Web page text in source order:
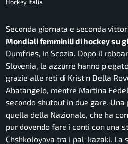
Hockey Italia
Seconda giornata e seconda
Mondiali femminili di hockey su
Dumfries, in Scozia. Dopo il
Slovenia, le azzurre hanno
grazie alle reti di Kristin Della
Abatangelo, mentre Martina
secondo shutout in due gare.
quella della Nazionale, che ha
pur dovendo fare i conti con una
Chshkoloyova tra i pali kazaki. La